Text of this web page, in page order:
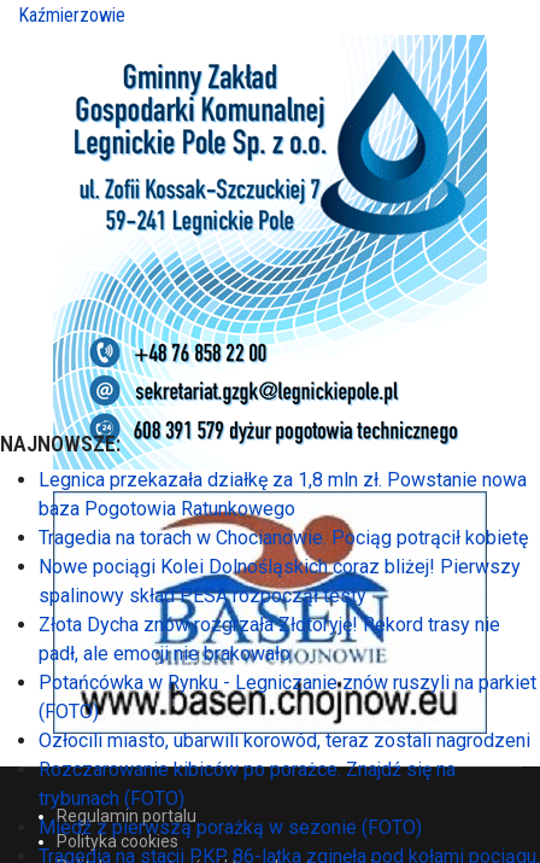
Kaźmierzowie
Regulamin portalu
Polityka cookies
NAJNOWSZE:
Legnica przekazała działkę za 1,8 mln zł. Powstanie nowa
baza Pogotowia Ratunkowego
Tragedia na torach w Chocianowie. Pociąg potrącił kobietę
Nowe pociągi Kolei Dolnośląskich coraz bliżej! Pierwszy
spalinowy skład PESA rozpoczął testy
Złota Dycha znów rozgrzała Złotoryję! Rekord trasy nie
padł, ale emocji nie brakowało
Potańcówka w Rynku - Legniczanie znów ruszyli na parkiet
(FOTO)
Ozłocili miasto, ubarwili korowód, teraz zostali nagrodzeni
Rozczarowanie kibiców po porażce. Znajdź się na
trybunach (FOTO)
Miedź z pierwszą porażką w sezonie (FOTO)
Tragedia na stacji PKP. 86-latka zginęła pod kołami pociągu.